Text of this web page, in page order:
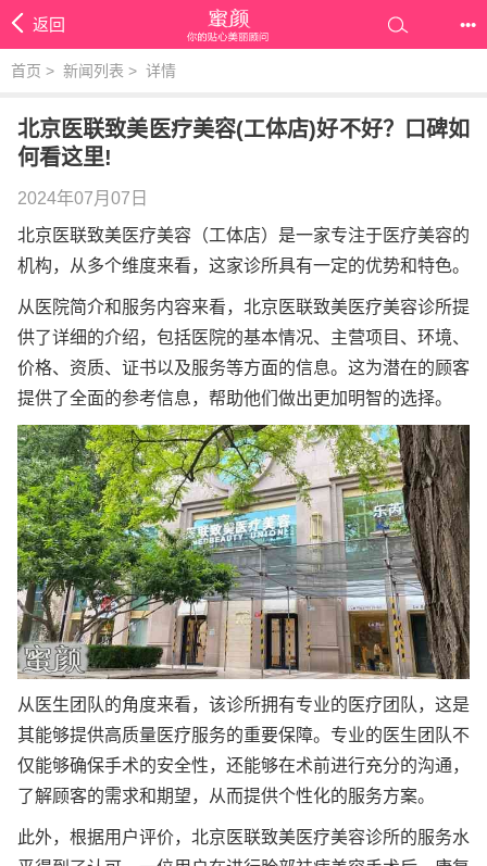
返回 •••
首页 > 新闻列表 > 详情
北京医联致美医疗美容(工体店)好不好？口碑如
何看这里!
2024年07月07日
北京医联致美医疗美容（工体店）是一家专注于医疗美容的
机构，从多个维度来看，这家诊所具有一定的优势和特色。
从医院简介和服务内容来看，北京医联致美医疗美容诊所提
供了详细的介绍，包括医院的基本情况、主营项目、环境、
价格、资质、证书以及服务等方面的信息。这为潜在的顾客
提供了全面的参考信息，帮助他们做出更加明智的选择。
从医生团队的角度来看，该诊所拥有专业的医疗团队，这是
其能够提供高质量医疗服务的重要保障。专业的医生团队不
仅能够确保手术的安全性，还能够在术前进行充分的沟通，
了解顾客的需求和期望，从而提供个性化的服务方案。
此外，根据用户评价，北京医联致美医疗美容诊所的服务水